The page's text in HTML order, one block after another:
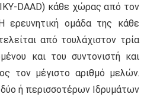
DAAD) κάθε χώρας από τον
ερευνητική ομάδα της κάθε
από τουλάχιστον τρία
και του συντονιστή και
τον μέγιστο αριθμό μελών.
ή περισσοτέρων Ιδρυμάτων